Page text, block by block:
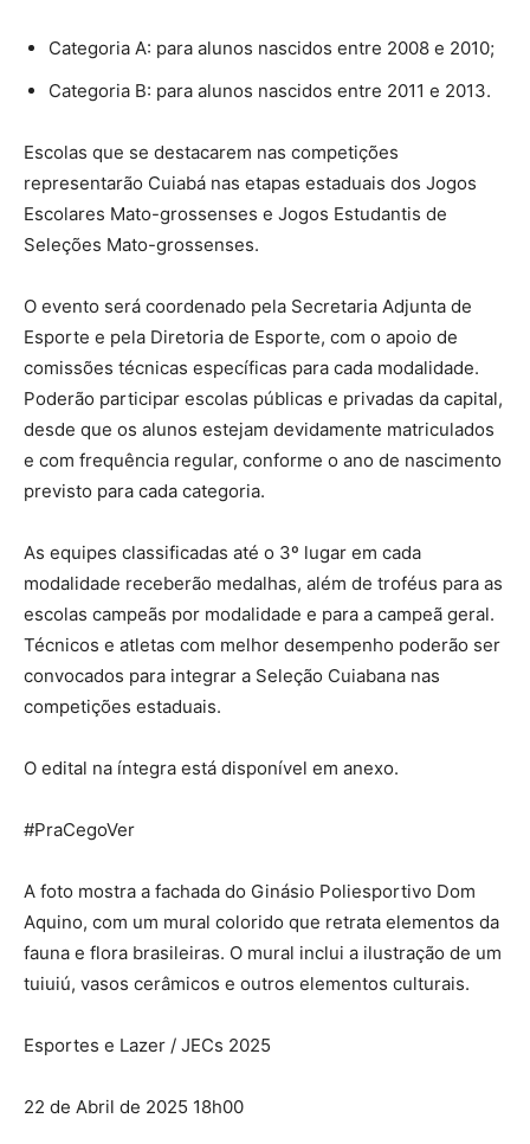
Categoria A: para alunos nascidos entre 2008 e 2010;
Categoria B: para alunos nascidos entre 2011 e 2013.
Escolas que se destacarem nas competições
representarão Cuiabá nas etapas estaduais dos Jogos
Escolares Mato-grossenses e Jogos Estudantis de
Seleções Mato-grossenses.
O evento será coordenado pela Secretaria Adjunta de
Esporte e pela Diretoria de Esporte, com o apoio de
comissões técnicas específicas para cada modalidade.
Poderão participar escolas públicas e privadas da capital,
desde que os alunos estejam devidamente matriculados
e com frequência regular, conforme o ano de nascimento
previsto para cada categoria.
As equipes classificadas até o 3º lugar em cada
modalidade receberão medalhas, além de troféus para as
escolas campeãs por modalidade e para a campeã geral.
Técnicos e atletas com melhor desempenho poderão ser
convocados para integrar a Seleção Cuiabana nas
competições estaduais.
O edital na íntegra está disponível em anexo.
#PraCegoVer
A foto mostra a fachada do Ginásio Poliesportivo Dom
Aquino, com um mural colorido que retrata elementos da
fauna e flora brasileiras. O mural inclui a ilustração de um
tuiuiú, vasos cerâmicos e outros elementos culturais.
Esportes e Lazer / JECs 2025
22 de Abril de 2025 18h00